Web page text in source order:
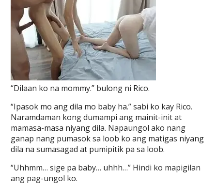
“Dilaan ko na mommy.” bulong ni Rico.
“Ipasok mo ang dila mo baby ha.” sabi ko kay Rico.
Naramdaman kong dumampi ang mainit-init at
mamasa-masa niyang dila. Napaungol ako nang
ganap nang pumasok sa loob ko ang matigas niyang
dila na sumasagad at pumipitik pa sa loob.
“Uhhmm… sige pa baby… uhhh…” Hindi ko mapigilan
ang pag-ungol ko.